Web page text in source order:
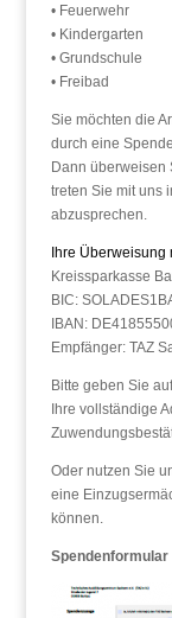
• Feuerwehr
• Kindergarten
• Grundschule
• Freibad
Sie möchten die
durch eine
Dann überweisen
treten Sie mit uns
abzusprechen.
Ihre Überweisung
Kreissparkasse
BIC:
IBAN:
Empfänger: TAZ
Bitte geben Sie
Ihre vollständige
Oder nutzen Sie
eine
können.
Spendenformular